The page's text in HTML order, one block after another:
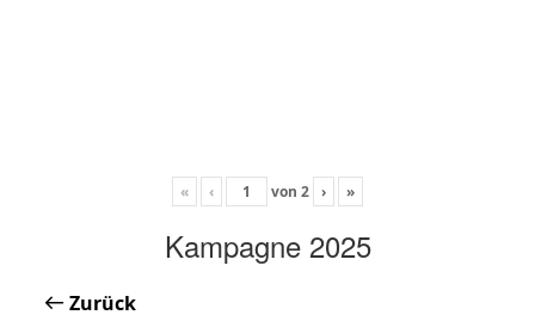
« ‹ von 2 › »
Kampagne 2025
Zurück